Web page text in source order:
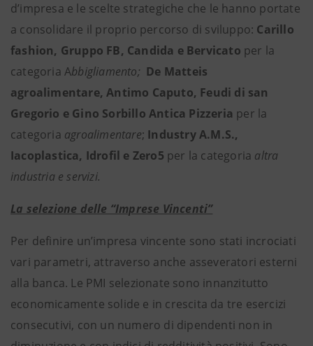
d’impresa e le scelte strategiche che le hanno portate
a consolidare il proprio percorso di sviluppo: Carillo
fashion, Gruppo FB, Candida e Bervicato per la
categoria Abbigliamento; De Matteis
agroalimentare, Antimo Caputo, Feudi di san
Gregorio e Gino Sorbillo Antica Pizzeria per la
categoria agroalimentare; Industry A.M.S.,
Iacoplastica, Idrofil e Zero5 per la categoria altra
industria e servizi.
La selezione delle “Imprese Vincenti”
Per definire un’impresa vincente sono stati incrociati
vari parametri, attraverso anche asseveratori esterni
alla banca. Le PMI selezionate sono innanzitutto
economicamente solide e in crescita da tre esercizi
consecutivi, con un numero di dipendenti non in